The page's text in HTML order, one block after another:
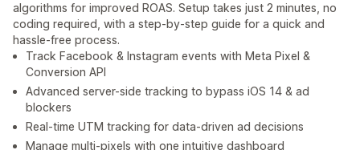
algorithms for improved ROAS. Setup takes just 2 minutes, no
coding required, with a step-by-step guide for a quick and
hassle-free process.
Track Facebook & Instagram events with Meta Pixel &
Conversion API
Advanced server-side tracking to bypass iOS 14 & ad
blockers
Real-time UTM tracking for data-driven ad decisions
Manage multi-pixels with one intuitive dashboard